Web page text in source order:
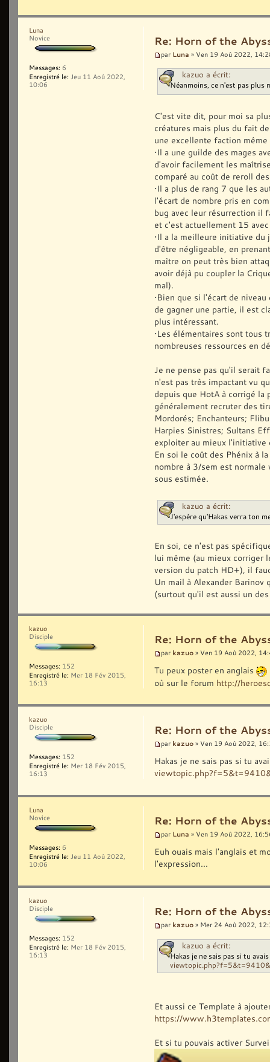
Re: Horn of the
par Luna » Ven 19 Aoû 2022,
kazuo a écrit:
Néanmoins, ce n'est pas plus
C'est vite dit, pour moi sa
créatures mais plus du fait
une excellente faction même
•Il a une guilde des mages
d'avoir facilement les
comparé au coût de reroll
•Il a plus de rang 7 que les
l'écart de nombre pris en
bug avec leur résurrection il
et c'est actuellement 15
•Il a la meilleure initiative
d'être négligeable, en
maître on peut très bien
avoir déjà pu coupler la
mal).
•Bien que si l'écart de
de gagner une partie, il est
plus intéressant.
•Les élémentaires sont tous
nombreuses ressources en
Je ne pense pas qu'il serait
n'est pas très impactant vu
depuis que HotA à corrigé la
généralement recruter des
Mordorés; Enchanteurs;
Harpies Sinistres; Sultans
exploiter au mieux l'initiative
En soi le coût des Phénix à
nombre à 3/sem est
sous estimée.
kazuo a écrit:
J'espère qu'Hakas verra ton
En soi, ce n'est pas
lui même (au mieux corriger
version du patch HD+), il
Un mail à Alexander
(surtout qu'il est aussi un
Luna
Novice
Messages: 6
Enregistré le: Jeu 11 Aoû 2022,
10:06
Re: Horn of the
par kazuo » Ven 19 Aoû 2022,
Tu peux poster en anglais
où sur le forum http://
kazuo
Disciple
Messages: 152
Enregistré le: Mer 18 Fév 2015,
16:13
Re: Horn of the
par kazuo » Ven 19 Aoû 2022,
Hakas je ne sais pas si tu
kazuo
Disciple
Messages: 152
Enregistré le: Mer 18 Fév 2015,
16:13
Re: Horn of the
par Luna » Ven 19 Aoû 2022,
Euh ouais mais l'anglais et
l'expression...
Luna
Novice
Messages: 6
Enregistré le: Jeu 11 Aoû 2022,
10:06
Re: Horn of the
par kazuo » Mer 24 Aoû 2022,
kazuo a écrit:
Hakas je ne sais pas si tu
Et aussi ce Template à
https://
Et si tu pouvais activer
kazuo
Disciple
Messages: 152
Enregistré le: Mer 18 Fév 2015,
16:13